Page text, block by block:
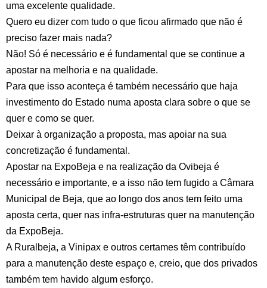
uma excelente qualidade.
Quero eu dizer com tudo o que ficou afirmado que não é
preciso fazer mais nada?
Não! Só é necessário e é fundamental que se continue a
apostar na melhoria e na qualidade.
Para que isso aconteça é também necessário que haja
investimento do Estado numa aposta clara sobre o que se
quer e como se quer.
Deixar à organização a proposta, mas apoiar na sua
concretização é fundamental.
Apostar na ExpoBeja e na realização da Ovibeja é
necessário e importante, e a isso não tem fugido a Câmara
Municipal de Beja, que ao longo dos anos tem feito uma
aposta certa, quer nas infra-estruturas quer na manutenção
da ExpoBeja.
A Ruralbeja, a Vinipax e outros certames têm contribuído
para a manutenção deste espaço e, creio, que dos privados
também tem havido algum esforço.